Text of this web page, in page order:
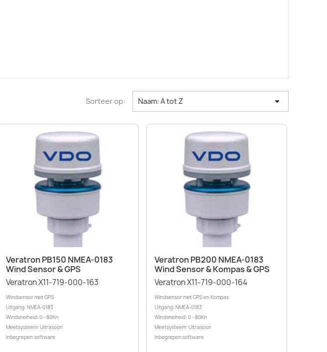
Sorteer op: Naam: A tot Z 
Snel bekijken
Veratron PB150 NMEA-0183
Wind Sensor & GPS
Veratron X11-719-000-163
Windsensor met GPS
Uitgang: NMEA-0183
Windsnelheid: 0 - 80Kn
Meetsysteem: Ultrasoon
Inbegrepen software
Snel bekijken
Veratron PB200 NMEA-0183
Wind Sensor & Kompas & GPS
Veratron X11-719-000-164
Windsensor met GPS en Kompas
Uitgang: NMEA-0183
Windsnelheid: 0 - 80Kn
Meetsysteem: Ultrasoon
Inbegrepen software